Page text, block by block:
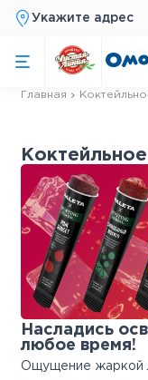
Укажите адрес
Главная
Насладись
любое время!
Ощущение жаркой